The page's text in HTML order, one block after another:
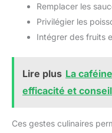
Remplacer les
Privilégier les
Intégrer des fruits
Lire plus La
efficacité et
Ces gestes culinaires